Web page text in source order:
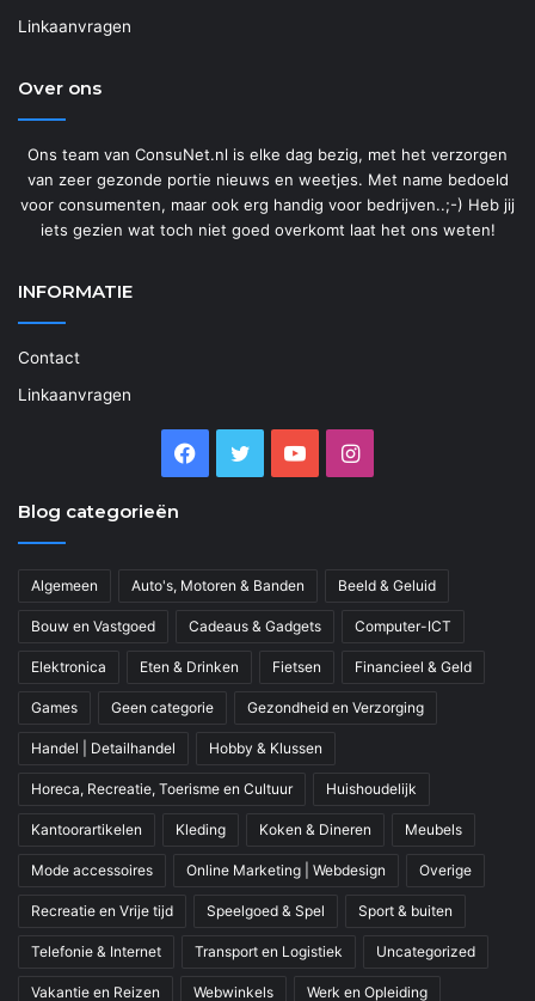
Linkaanvragen
Over ons
Ons team van ConsuNet.nl is elke dag bezig, met het verzorgen
van zeer gezonde portie nieuws en weetjes. Met name bedoeld
voor consumenten, maar ook erg handig voor bedrijven..;-) Heb jij
iets gezien wat toch niet goed overkomt laat het ons weten!
INFORMATIE
Contact
Linkaanvragen
Facebook
Twitter YouTubeInstagram
Blog categorieën
Algemeen Auto's, Motoren & Banden Beeld & Geluid
Bouw en Vastgoed Cadeaus & Gadgets Computer-ICT
Elektronica Eten & Drinken Fietsen Financieel & Geld
Games Geen categorie Gezondheid en Verzorging
Handel | Detailhandel Hobby & Klussen
Horeca, Recreatie, Toerisme en Cultuur Huishoudelijk
Kantoorartikelen Kleding Koken & Dineren Meubels
Mode accessoires Online Marketing | Webdesign Overige
Recreatie en Vrije tijd Speelgoed & Spel Sport & buiten
Telefonie & Internet Transport en Logistiek Uncategorized
Vakantie en Reizen Webwinkels Werk en Opleiding